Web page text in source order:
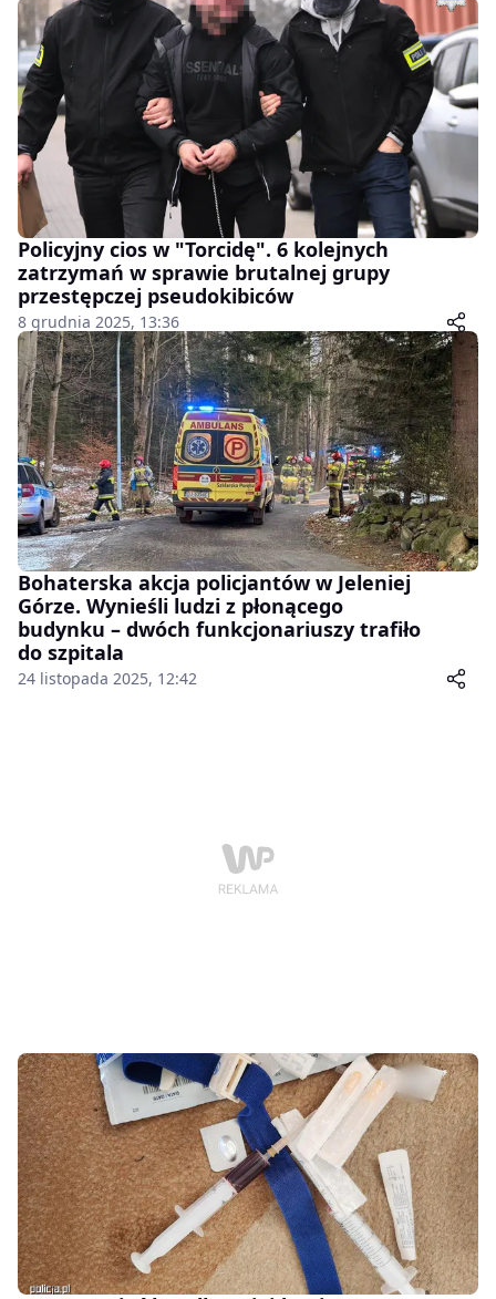
Policyjny cios w "Torcidę". 6 kolejnych
zatrzymań w sprawie brutalnej grupy
przestępczej pseudokibiców
8 grudnia 2025, 13:36
Bohaterska akcja policjantów w Jeleniej
Górze. Wynieśli ludzi z płonącego
budynku – dwóch funkcjonariuszy trafiło
do szpitala
24 listopada 2025, 12:42